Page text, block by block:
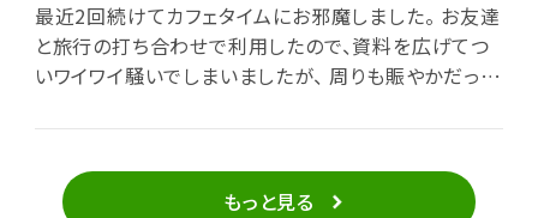
最近2回続けてカフェタイムにお邪魔しました。 お友達
と旅行の打ち合わせで利用したので、資料を広げてつ
いワイワイ騒いでしまいましたが、 周りも賑やかだった
カフェなのに、アットホームな雰囲気が心地よかったで
す。 もちろん、ケーキもほど良い甘さで美味しかったで
す♪
もっと見る